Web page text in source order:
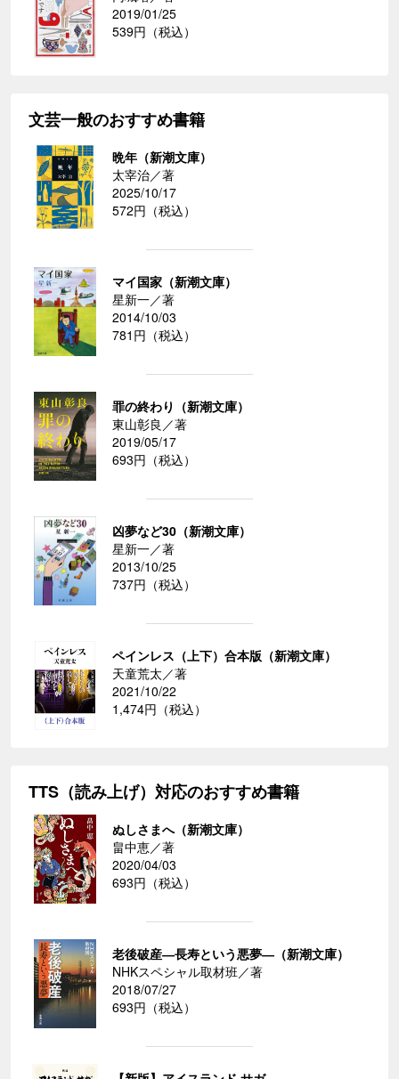
2019/01/25
539円（税込）
文芸一般のおすすめ書籍
晩年（新潮文庫）
太宰治／著
2025/10/17
572円（税込）
マイ国家（新潮文庫）
星新一／著
2014/10/03
781円（税込）
罪の終わり（新潮文庫）
東山彰良／著
2019/05/17
693円（税込）
凶夢など30（新潮文庫）
星新一／著
2013/10/25
737円（税込）
ペインレス（上下）合本版（新潮文庫）
天童荒太／著
2021/10/22
1,474円（税込）
TTS（読み上げ）対応のおすすめ書籍
ぬしさまへ（新潮文庫）
畠中恵／著
2020/04/03
693円（税込）
老後破産―長寿という悪夢―（新潮文庫）
NHKスペシャル取材班／著
2018/07/27
693円（税込）